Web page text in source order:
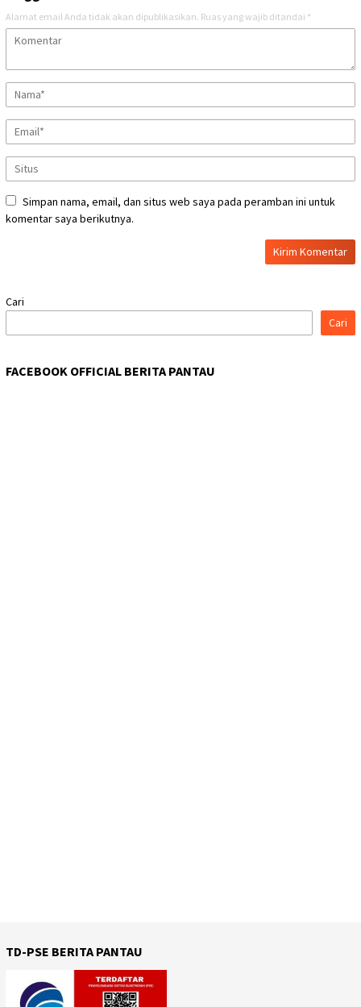
Alamat email Anda tidak akan dipublikasikan. Ruas yang wajib ditandai *
Simpan nama, email, dan situs web saya pada peramban ini untuk
komentar saya berikutnya.
Cari
Cari
FACEBOOK OFFICIAL BERITA PANTAU
TD-PSE BERITA PANTAU